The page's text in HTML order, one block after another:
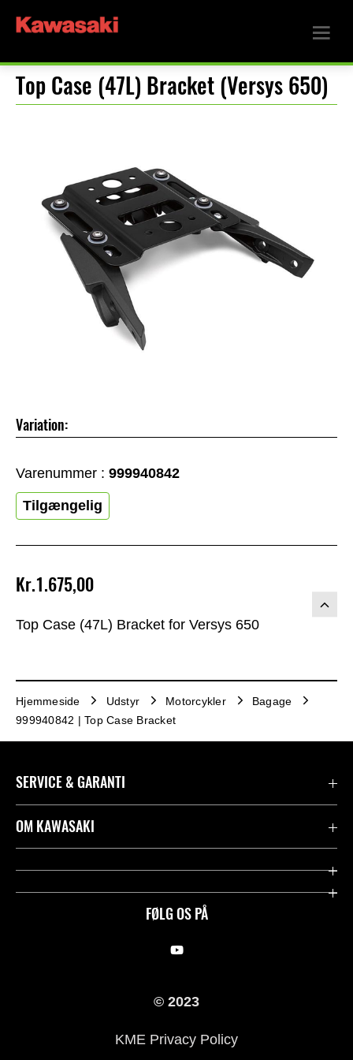
Top Case (47L) Bracket (Versys 650)
Top Case (47L) Bracket for Versys 650
Kr.1.675,00
Variation:
Varenummer : 999940842
Tilgængelig
Hjemmeside Udstyr Motorcykler
Bagage
999940842 | Top Case Bracket
FØLG OS PÅ
SERVICE & GARANTI
Kontakt
OM KAWASAKI
Mission & værdier
© 2023
KME Privacy Policy